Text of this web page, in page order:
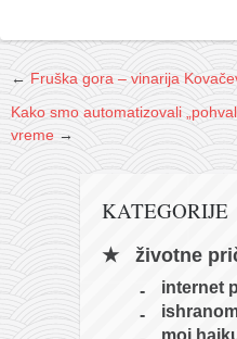
članarina
kontakt
besplatna e-knjiga
termini treninga
moja priča
moja priča
fotke
← Fruška gora – vinarija
Kako smo automatizovali
vreme →
KATEGORIJE
životne
internet
moj